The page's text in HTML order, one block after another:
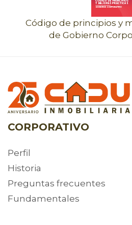
Código de principios y
de Gobierno
CORPORATIVO
Perfil
Historia
Preguntas frecuentes
Fundamentales